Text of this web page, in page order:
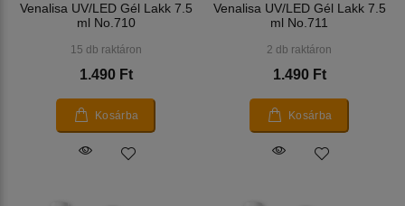
Venalisa UV/LED Gél Lakk 7.5
ml No.710
15 db raktáron
1.490 Ft
Kosárba
Venalisa UV/LED Gél Lakk 7.5
ml No.711
2 db raktáron
1.490 Ft
Kosárba